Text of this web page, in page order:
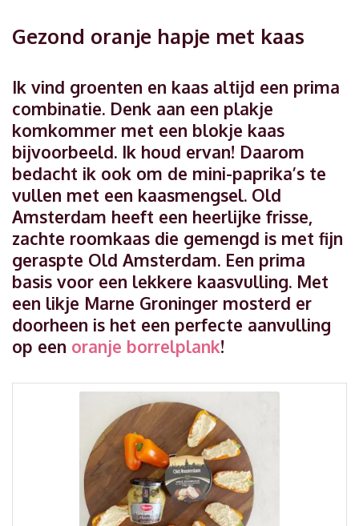
Gezond oranje hapje met kaas
Ik vind groenten en kaas altijd een prima
combinatie. Denk aan een plakje
komkommer met een blokje kaas
bijvoorbeeld. Ik houd ervan! Daarom
bedacht ik ook om de mini-paprika’s te
vullen met een kaasmengsel. Old
Amsterdam heeft een heerlijke frisse,
zachte roomkaas die gemengd is met fijn
geraspte Old Amsterdam. Een prima
basis voor een lekkere kaasvulling. Met
een likje Marne Groninger mosterd er
doorheen is het een perfecte aanvulling
op een oranje borrelplank!